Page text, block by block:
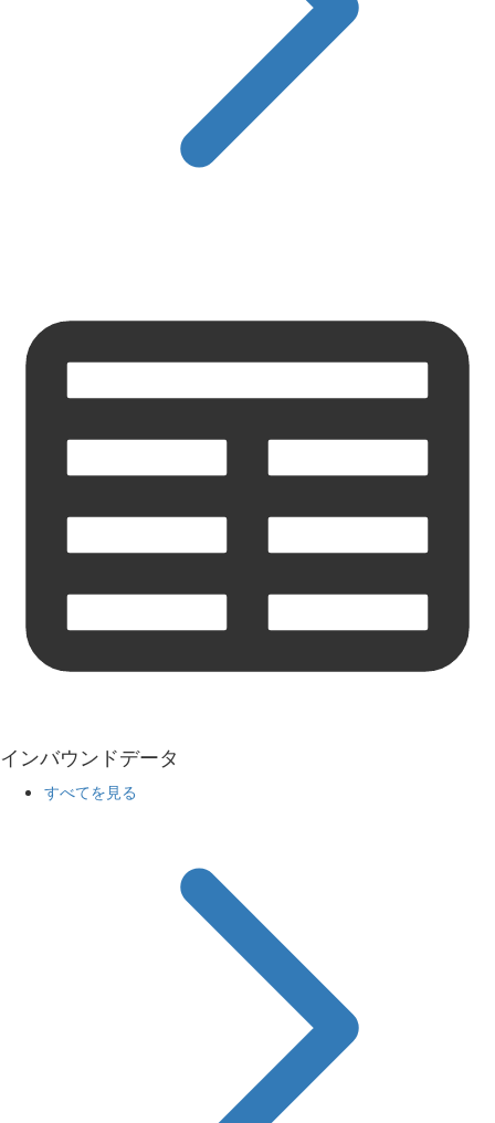
インバウンドデータ
すべてを見る